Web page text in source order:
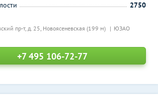
пр-т, д. 25, Новоясеневская (199 м) ЮЗАО
2750
+7 495 106-72-77